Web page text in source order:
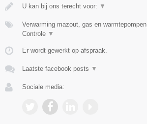
U kan bij ons terecht voor: ▼
Verwarming mazout, gas en
Controle ▼
Er wordt gewerkt op afspraak.
Laatste facebook posts ▼
Sociale media: